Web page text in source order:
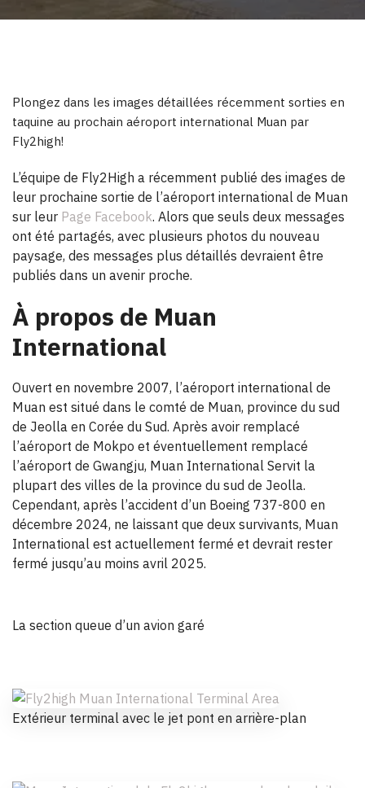
Plongez dans les images détaillées récemment sorties en
taquine au prochain aéroport international Muan par
Fly2high!
L’équipe de Fly2High a récemment publié des images de
leur prochaine sortie de l’aéroport international de Muan
sur leur Page Facebook. Alors que seuls deux messages
ont été partagés, avec plusieurs photos du nouveau
paysage, des messages plus détaillés devraient être
publiés dans un avenir proche.
À propos de Muan
International
Ouvert en novembre 2007, l’aéroport international de
Muan est situé dans le comté de Muan, province du sud
de Jeolla en Corée du Sud. Après avoir remplacé
l’aéroport de Mokpo et éventuellement remplacé
l’aéroport de Gwangju, Muan International Servit la
plupart des villes de la province du sud de Jeolla.
Cependant, après l’accident d’un Boeing 737-800 en
décembre 2024, ne laissant que deux survivants, Muan
International est actuellement fermé et devrait rester
fermé jusqu’au moins avril 2025.
La section queue d’un avion garé
Extérieur terminal avec le jet pont en arrière-plan